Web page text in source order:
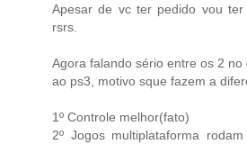
Apesar de vc ter pedido vou
rsrs.
Agora falando sério entre os 2
ao ps3, motivo sque fazem a
1º Controle melhor(fato)
2º Jogos multiplataforma